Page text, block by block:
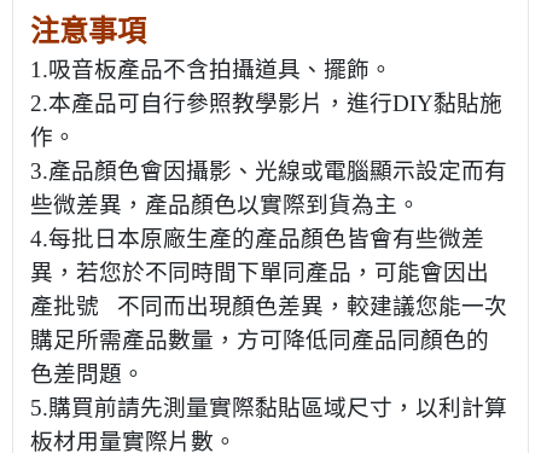
注意事項
1.吸音板產品不含拍攝道具、擺飾。
2.本產品可自行參照教學影片，進行DIY黏貼施
作。
3.產品顏色會因攝影、光線或電腦顯示設定而有
些微差異，產品顏色以實際到貨為主。
4.每批日本原廠生產的產品顏色皆會有些微差
異，若您於不同時間下單同產品，可能會因出
產批號 不同而出現顏色差異，較建議您能一次
購足所需產品數量，方可降低同產品同顏色的
色差問題。
5.購買前請先測量實際黏貼區域尺寸，以利計算
板材用量實際片數。